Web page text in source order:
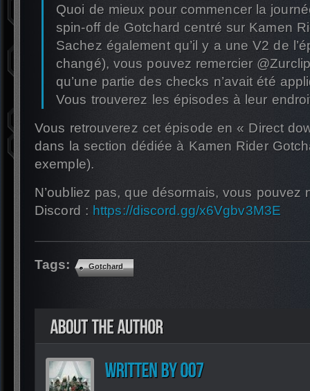
Quoi de mieux pour commencer la
spin-off de Gotchard centré sur Kamen
Sachez également qu’il y a une V2 de
changé), vous pouvez remercier
qu’une partie des checks n’avait été
Vous trouverez les épisodes à leur
Vous retrouverez cet épisode en « Direct
dans la section dédiée à Kamen Rider
exemple).
N’oubliez pas, que désormais, vous pouvez
Discord : https://discord.gg/x6Vgbv3M3E
Tags: Gotchard